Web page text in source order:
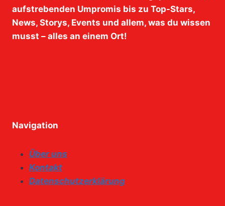
aufstrebenden Umpromis bis zu Top-Stars,
News, Storys, Events und allem, was du wissen
musst – alles an einem Ort!
Navigation
Über uns
Kontakt
Datenschutzerklärung